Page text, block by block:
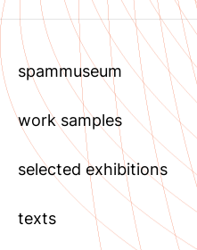
spammuseum
work samples
selected exhibitions
texts